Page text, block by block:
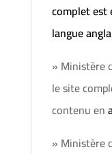
complet est
langue
» Ministère
le site
contenu en
» Ministère